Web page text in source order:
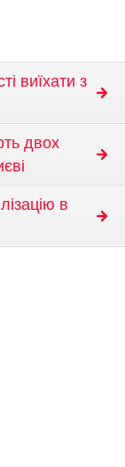
виїхати з
двох
в